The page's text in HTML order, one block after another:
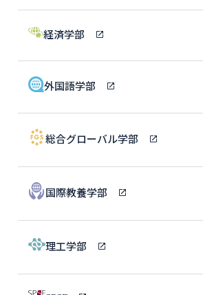
経済学部
外国語学部
総合グローバル学部
国際教養学部
理工学部